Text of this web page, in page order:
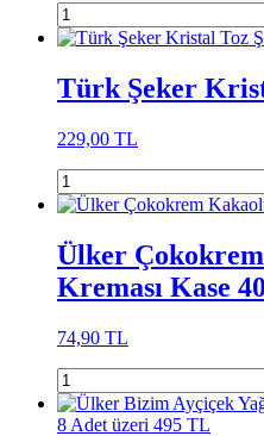
Türk Şeker
229,00 TL
Ülker
Kreması Kase
74,90 TL
8 Adet üzeri 495 TL